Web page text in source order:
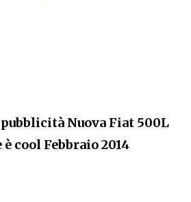
Nuova Fiat 500L
è cool Febbraio 2014